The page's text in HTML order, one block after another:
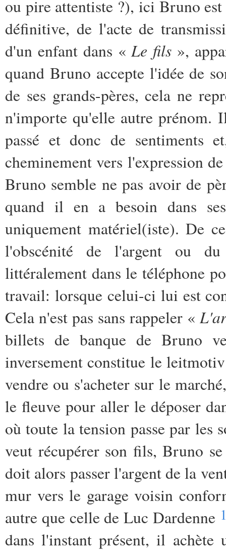
ou pire attentiste ?), ici Bruno
définitive, de l'acte de
d'un enfant dans «Le fils »,
quand Bruno accepte l'idée de
de ses grands-pères, cela ne
n'importe qu'elle autre prénom.
passé et donc de sentiments
cheminement vers l'expression
Bruno semble ne pas avoir de
quand il en a besoin dans
uniquement matériel(iste). De
l'obscénité de l'argent ou du
littéralement dans le téléphone
travail: lorsque celui-ci lui est
Cela n'est pas sans rappeler «
billets de banque de Bruno
inversement constitue le
vendre ou s'acheter sur le
le fleuve pour aller le déposer
où toute la tension passe par
veut récupérer son fils, Bruno
doit alors passer l'argent de la
mur vers le garage voisin
autre que celle de Luc Dardenne
dans l'instant présent, il